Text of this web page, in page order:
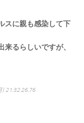
スに親も感染して下
るらしいですが、
21:32:26.76